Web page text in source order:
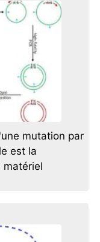
mutation par
est la
matériel